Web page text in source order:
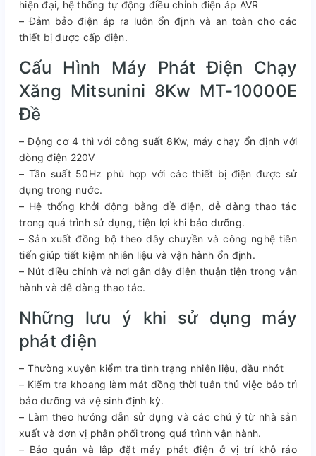
hiện đại, hệ thống tự động điều chỉnh điện áp AVR
– Đảm bảo điện áp ra luôn ổn định và an toàn cho các
thiết bị được cấp điện.
Cấu Hình Máy Phát Điện Chạy
Xăng Mitsunini 8Kw MT-10000E
Đề
– Động cơ 4 thì với công suất 8Kw, máy chạy ổn định với
dòng điện 220V
– Tần suất 50Hz phù hợp với các thiết bị điện được sử
dụng trong nước.
– Hệ thống khởi động bằng đề điện, dễ dàng thao tác
trong quá trình sử dụng, tiện lợi khi bảo dưỡng.
– Sản xuất đồng bộ theo dây chuyền và công nghệ tiên
tiến giúp tiết kiệm nhiên liệu và vận hành ổn định.
– Nút điều chỉnh và nơi gắn dây điện thuận tiện trong vận
hành và dễ dàng thao tác.
Những lưu ý khi sử dụng máy
phát điện
– Thường xuyên kiểm tra tình trạng nhiên liệu, dầu nhớt
– Kiểm tra khoang làm mát đồng thời tuân thủ việc bảo trì
bảo dưỡng và vệ sinh định kỳ.
– Làm theo hướng dẫn sử dụng và các chú ý từ nhà sản
xuất và đơn vị phân phối trong quá trình vận hành.
– Bảo quản và lắp đặt máy phát điện ở vị trí khô ráo